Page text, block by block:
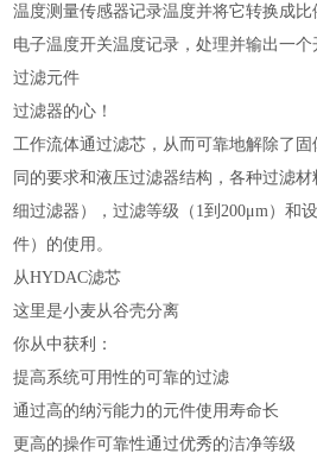
温度测量传感器记录温度并将它转换成比
电子温度开关温度记录，处理并输出一个
过滤元件
过滤器的心！
工作流体通过滤芯，从而可靠地解除了
同的要求和液压过滤器结构，各种过滤材
细过滤器），过滤等级（1到200μm）和
件）的使用。
从HYDAC滤芯
这里是小麦从谷壳分离
你从中获利：
提高系统可用性的可靠的过滤
通过高的纳污能力的元件使用寿命长
更高的操作可靠性通过优秀的洁净等级